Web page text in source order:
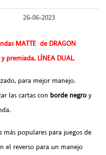
26-06-2023
MATTE de DRAGON
premiada, LÍNEA DUAL.
para mejor manejo.
las cartas con borde negro y
más populares para juegos de
el reverso para un manejo